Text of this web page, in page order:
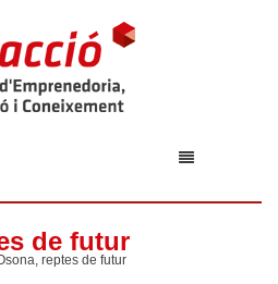
de futur
reptes de futur